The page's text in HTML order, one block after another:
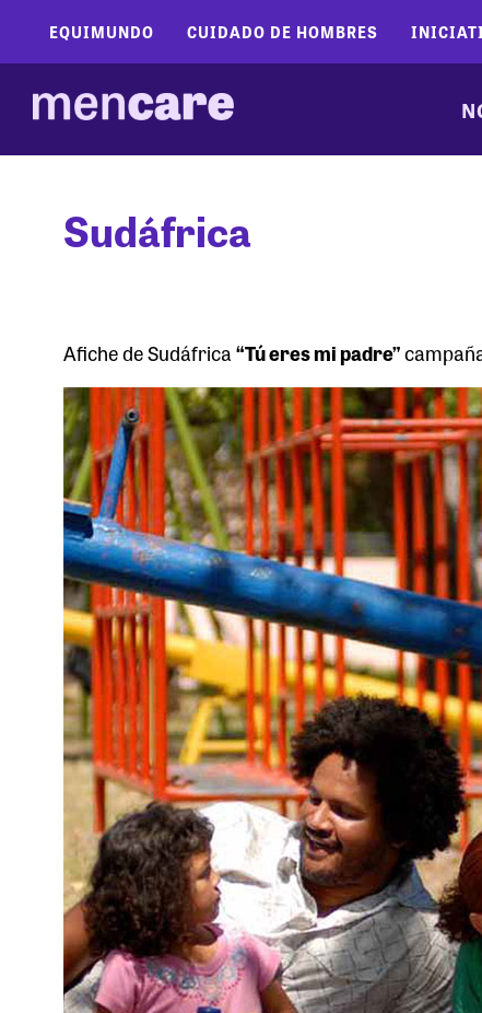
EQUIMUNDO CUIDADO DE HOMBRES
Sudáfrica
Afiche de Sudáfrica“Tú eres mi padre”